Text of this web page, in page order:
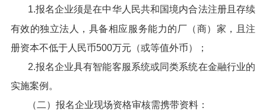
1.报名企业须是在中华人民共和国境内合法注册且存续
有效的独立法人，具备相应服务能力的厂（商）家，且注
册资本不低于人民币500万元（或等值外币）；
2.报名企业具有智能客服系统或同类系统在金融行业的
实施案例。
（二）报名企业现场资格审核需携带资料：